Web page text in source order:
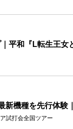
平和『L転生王女
新機種を先行体験
試打会全国ツアー